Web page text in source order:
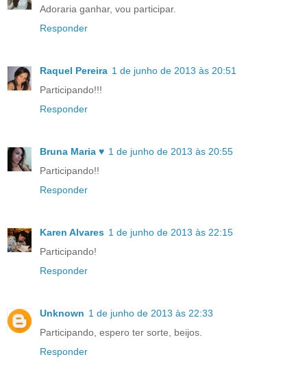
Adoraria ganhar, vou participar.
Responder
Raquel Pereira 1 de junho de 2013 às 20:51
Participando!!!
Responder
Bruna Maria ♥ 1 de junho de 2013 às 20:55
Participando!!
Responder
Karen Alvares 1 de junho de 2013 às 22:15
Participando!
Responder
Unknown 1 de junho de 2013 às 22:33
Participando, espero ter sorte, beijos.
Responder